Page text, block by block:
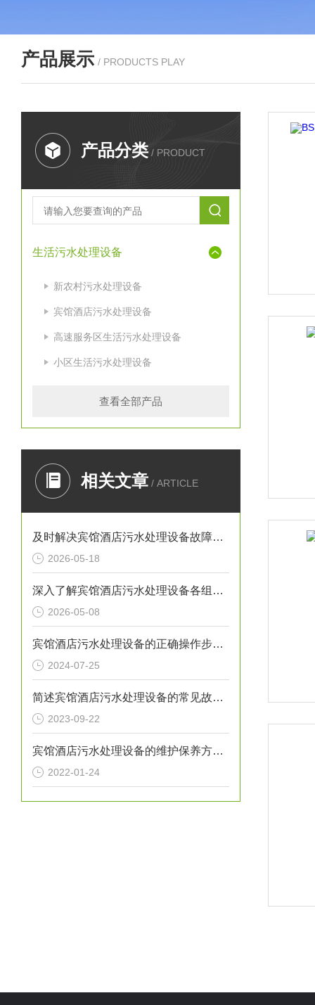
产品展示 / PRODUCTS PLAY
产品分类 / PRODUCT
生活污水处理设备
新农村污水处理设备
宾馆酒店污水处理设备
高速服务区生活污水处理设备
小区生活污水处理设备
查看全部产品
相关文章 / ARTICLE
及时解决宾馆酒店污水处理设备故障在日常运行中十方重要
2026-05-18
深入了解宾馆酒店污水处理设备各组成部件对实现达标排放具有重要意义
2026-05-08
宾馆酒店污水处理设备的正确操作步骤分享
2024-07-25
简述宾馆酒店污水处理设备的常见故障相应解决方法
2023-09-22
宾馆酒店污水处理设备的维护保养方法分享
2022-01-24